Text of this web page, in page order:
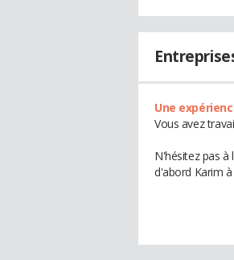
Une
Vous avez
N'hésitez pas à
d'abord Karim